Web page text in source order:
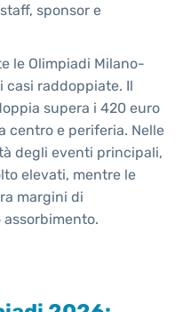
sponsor e
le Olimpiadi Milano-
casi raddoppiate. Il
supera i 420 euro
centro e periferia. Nelle
degli eventi principali,
elevati, mentre le
margini di